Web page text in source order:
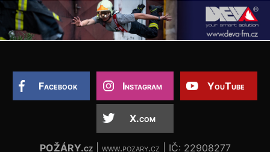
Facebook Instagram YouTube
X.com
POŽÁRY.cz| www.pozary.cz | IČ: 22908277